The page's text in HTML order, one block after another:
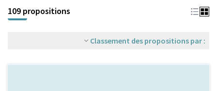
+
−
109 propositions
Classement des propositions par :